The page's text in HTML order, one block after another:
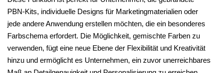
PBN-Kits, individuelle Designs für Marketingmaterialien oder
jede andere Anwendung erstellen möchten, die ein besonderes
Farbschema erfordert. Die Möglichkeit, gemischte Farben zu
verwenden, fügt eine neue Ebene der Flexibilität und Kreativität
hinzu und ermöglicht es Unternehmen, ein zuvor unerreichbares